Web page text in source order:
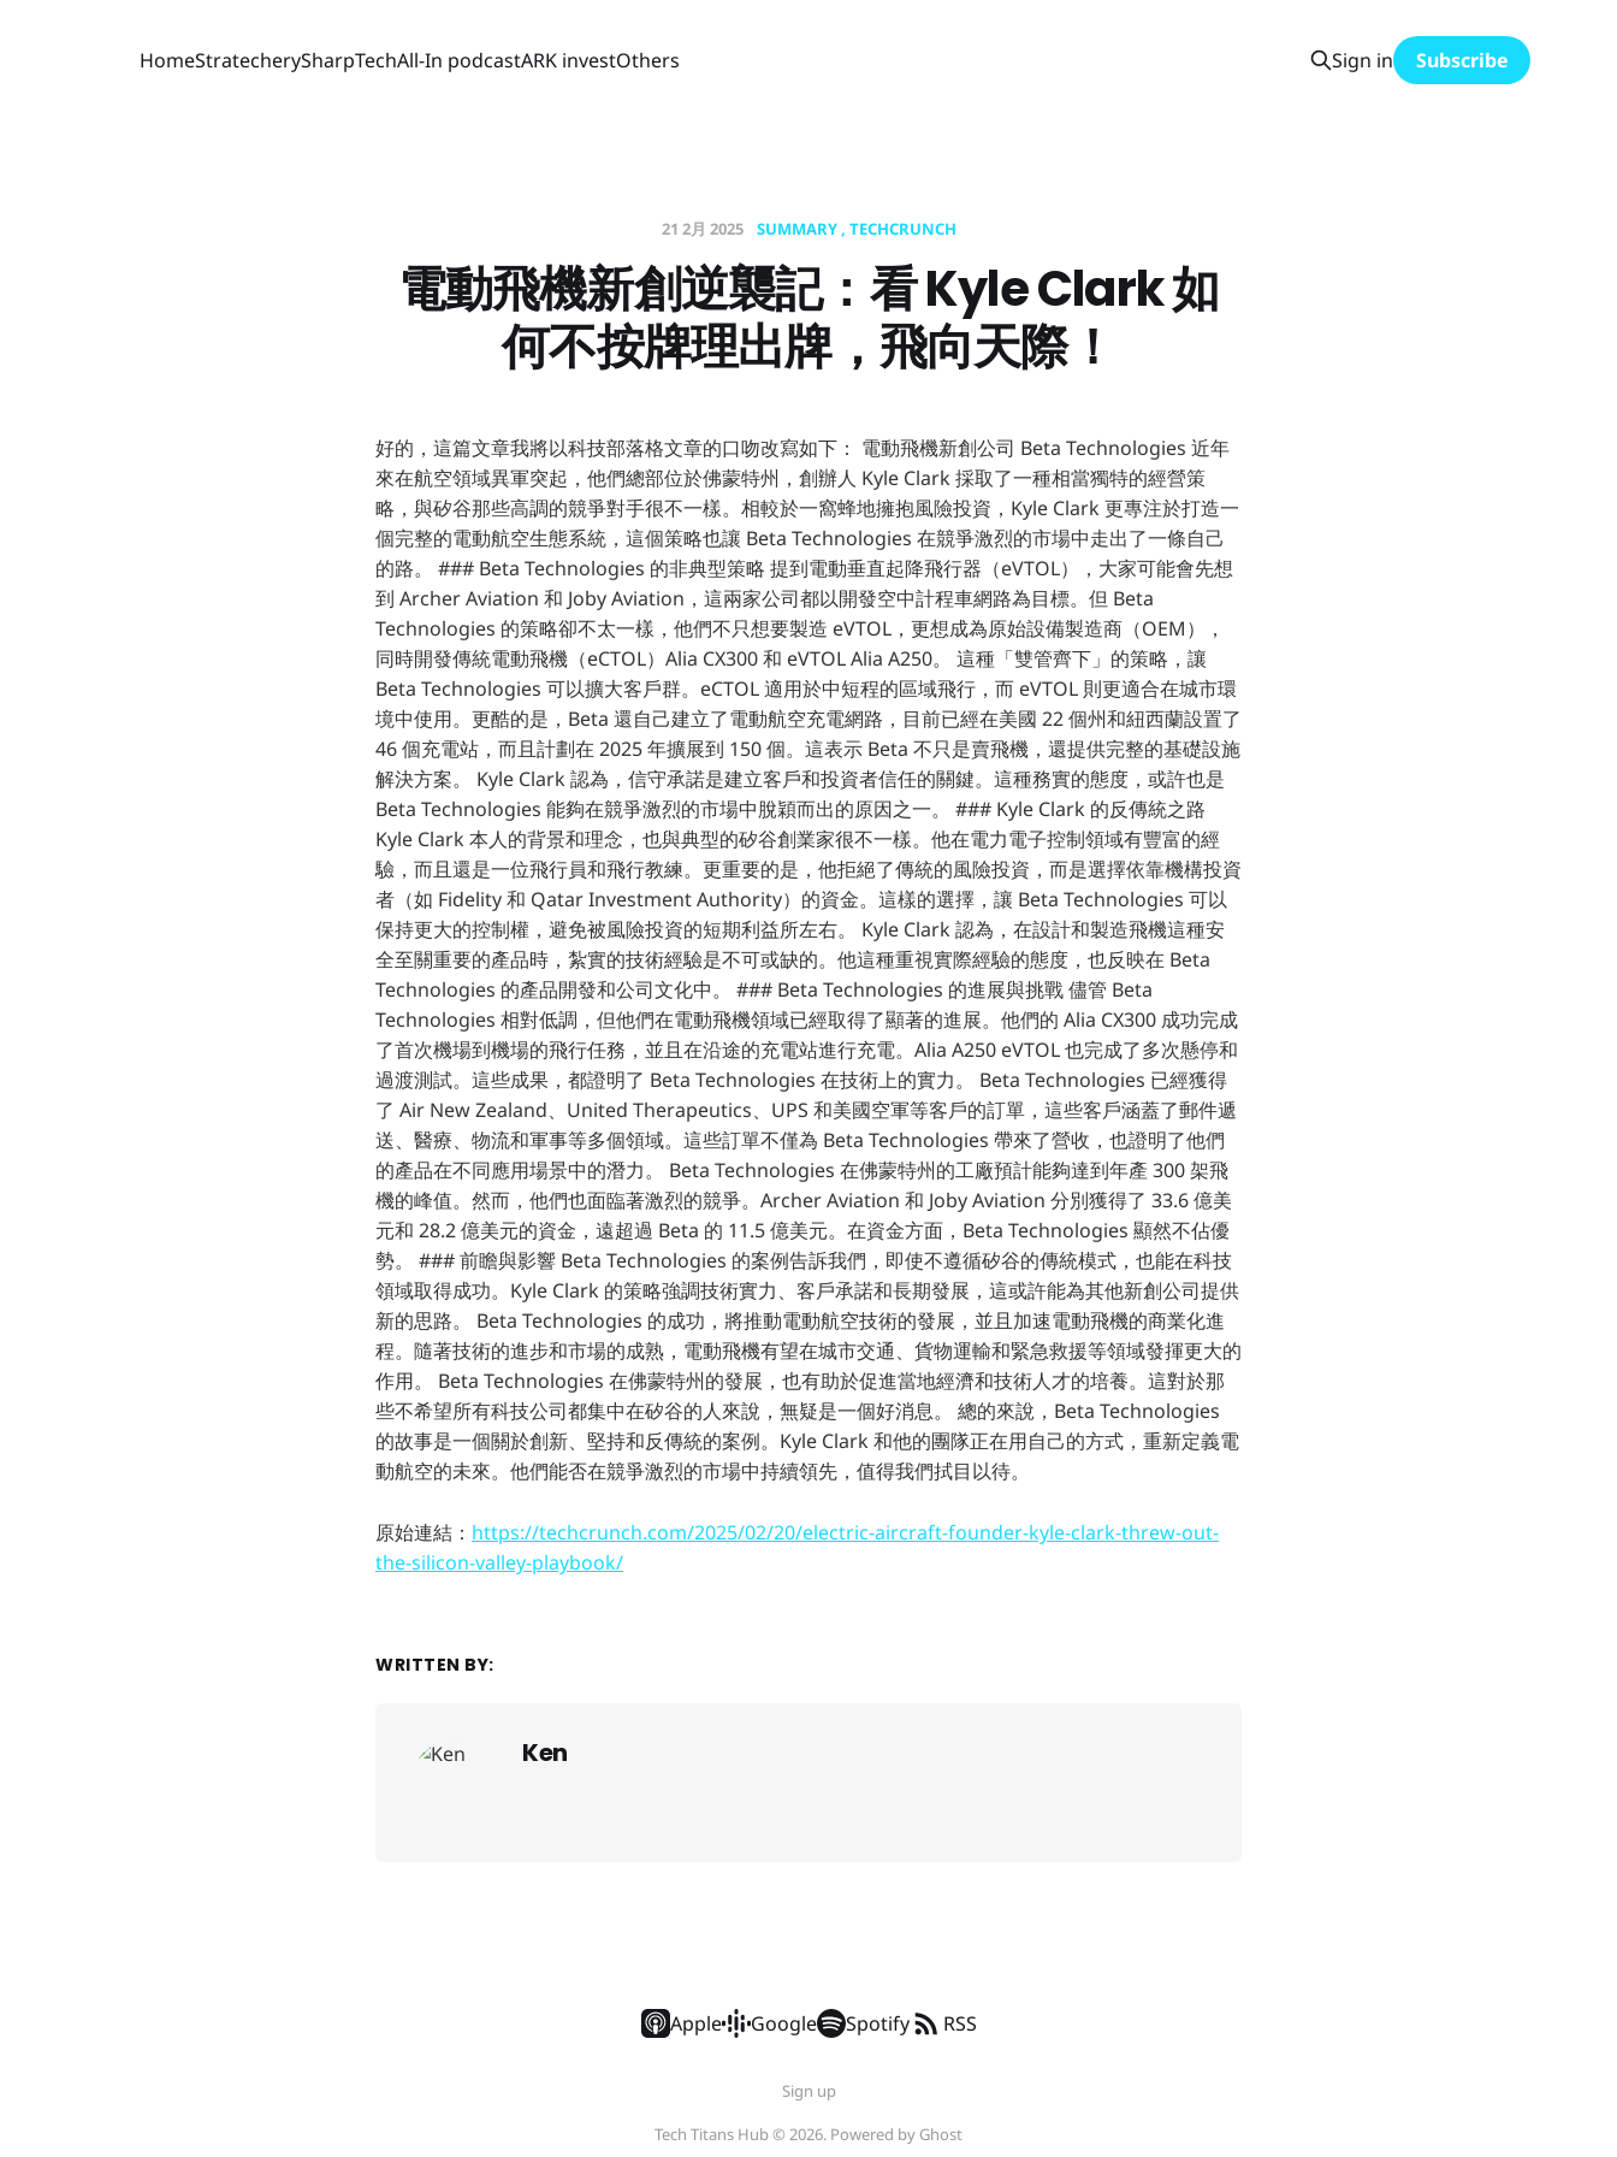
HomeStratecherySharpTechAll-In podcastARK investOthers Sign in Subscribe
21 2月 2025 SUMMARY TECHCRUNCH
電動飛機新創逆襲記：看 Kyle Clark 如
何不按牌理出牌，飛向天際！
好的，這篇文章我將以科技部落格文章的口吻改寫如下： 電動飛機新創公司 Beta Technologies 近年
來在航空領域異軍突起，他們總部位於佛蒙特州，創辦人 Kyle Clark 採取了一種相當獨特的經營策
略，與矽谷那些高調的競爭對手很不一樣。相較於一窩蜂地擁抱風險投資，Kyle Clark 更專注於打造一
個完整的電動航空生態系統，這個策略也讓 Beta Technologies 在競爭激烈的市場中走出了一條自己
的路。 ### Beta Technologies 的非典型策略 提到電動垂直起降飛行器（eVTOL），大家可能會先想
到 Archer Aviation 和 Joby Aviation，這兩家公司都以開發空中計程車網路為目標。但 Beta
Technologies 的策略卻不太一樣，他們不只想要製造 eVTOL，更想成為原始設備製造商（OEM），
同時開發傳統電動飛機（eCTOL）Alia CX300 和 eVTOL Alia A250。 這種「雙管齊下」的策略，讓
Beta Technologies 可以擴大客戶群。eCTOL 適用於中短程的區域飛行，而 eVTOL 則更適合在城市環
境中使用。更酷的是，Beta 還自己建立了電動航空充電網路，目前已經在美國 22 個州和紐西蘭設置了
46 個充電站，而且計劃在 2025 年擴展到 150 個。這表示 Beta 不只是賣飛機，還提供完整的基礎設施
解決方案。 Kyle Clark 認為，信守承諾是建立客戶和投資者信任的關鍵。這種務實的態度，或許也是
Beta Technologies 能夠在競爭激烈的市場中脫穎而出的原因之一。 ### Kyle Clark 的反傳統之路
Kyle Clark 本人的背景和理念，也與典型的矽谷創業家很不一樣。他在電力電子控制領域有豐富的經
驗，而且還是一位飛行員和飛行教練。更重要的是，他拒絕了傳統的風險投資，而是選擇依靠機構投資
者（如 Fidelity 和 Qatar Investment Authority）的資金。這樣的選擇，讓 Beta Technologies 可以
保持更大的控制權，避免被風險投資的短期利益所左右。 Kyle Clark 認為，在設計和製造飛機這種安
全至關重要的產品時，紮實的技術經驗是不可或缺的。他這種重視實際經驗的態度，也反映在 Beta
Technologies 的產品開發和公司文化中。 ### Beta Technologies 的進展與挑戰 儘管 Beta
Technologies 相對低調，但他們在電動飛機領域已經取得了顯著的進展。他們的 Alia CX300 成功完成
了首次機場到機場的飛行任務，並且在沿途的充電站進行充電。Alia A250 eVTOL 也完成了多次懸停和
過渡測試。這些成果，都證明了 Beta Technologies 在技術上的實力。 Beta Technologies 已經獲得
了 Air New Zealand、United Therapeutics、UPS 和美國空軍等客戶的訂單，這些客戶涵蓋了郵件遞
送、醫療、物流和軍事等多個領域。這些訂單不僅為 Beta Technologies 帶來了營收，也證明了他們
的產品在不同應用場景中的潛力。 Beta Technologies 在佛蒙特州的工廠預計能夠達到年產 300 架飛
機的峰值。然而，他們也面臨著激烈的競爭。Archer Aviation 和 Joby Aviation 分別獲得了 33.6 億美
元和 28.2 億美元的資金，遠超過 Beta 的 11.5 億美元。在資金方面，Beta Technologies 顯然不佔優
勢。 ### 前瞻與影響 Beta Technologies 的案例告訴我們，即使不遵循矽谷的傳統模式，也能在科技
領域取得成功。Kyle Clark 的策略強調技術實力、客戶承諾和長期發展，這或許能為其他新創公司提供
新的思路。 Beta Technologies 的成功，將推動電動航空技術的發展，並且加速電動飛機的商業化進
程。隨著技術的進步和市場的成熟，電動飛機有望在城市交通、貨物運輸和緊急救援等領域發揮更大的
作用。 Beta Technologies 在佛蒙特州的發展，也有助於促進當地經濟和技術人才的培養。這對於那
些不希望所有科技公司都集中在矽谷的人來說，無疑是一個好消息。 總的來說，Beta Technologies
的故事是一個關於創新、堅持和反傳統的案例。Kyle Clark 和他的團隊正在用自己的方式，重新定義電
動航空的未來。他們能否在競爭激烈的市場中持續領先，值得我們拭目以待。
原始連結： https://techcrunch.com/2025/02/20/electric-aircraft-founder-kyle-clark-threw-out-
the-silicon-valley-playbook/
WRITTEN BY:
Ken
Apple Google Spotify RSS
Sign up
Tech Titans Hub © 2026. Powered by Ghost